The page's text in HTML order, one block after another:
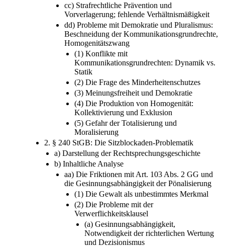
cc) Strafrechtliche Prävention und
Vorverlagerung; fehlende Verhältnismäßigkeit
dd) Probleme mit Demokratie und Pluralismus:
Beschneidung der Kommunikationsgrundrechte,
Homogenitätszwang
(1) Konflikte mit
Kommunikationsgrundrechten: Dynamik vs.
Statik
(2) Die Frage des Minderheitenschutzes
(3) Meinungsfreiheit und Demokratie
(4) Die Produktion von Homogenität:
Kollektivierung und Exklusion
(5) Gefahr der Totalisierung und
Moralisierung
2. § 240 StGB: Die Sitzblockaden-Problematik
a) Darstellung der Rechtsprechungsgeschichte
b) Inhaltliche Analyse
aa) Die Friktionen mit Art. 103 Abs. 2 GG und
die Gesinnungsabhängigkeit der Pönalisierung
(1) Die Gewalt als unbestimmtes Merkmal
(2) Die Probleme mit der
Verwerflichkeitsklausel
(a) Gesinnungsabhängigkeit,
Notwendigkeit der richterlichen Wertung
und Dezisionismus